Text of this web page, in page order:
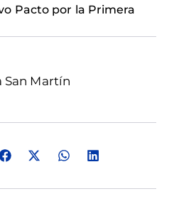
Pacto por la Primera
San Martín